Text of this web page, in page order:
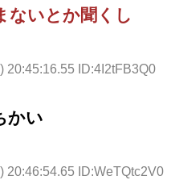
ないとか聞くし
20:45:16.55 ID:4I2tFB3Q0
かい
20:46:54.65 ID:WeTQtc2V0